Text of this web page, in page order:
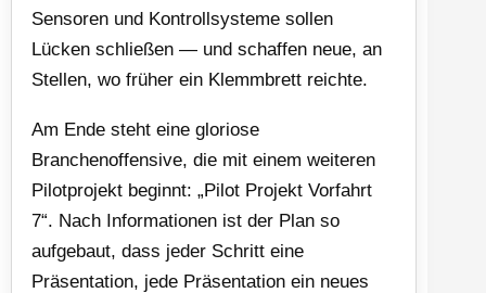
Sensoren und Kontrollsysteme sollen
Lücken schließen — und schaffen neue, an
Stellen, wo früher ein Klemmbrett reichte.
Am Ende steht eine gloriose
Branchenoffensive, die mit einem weiteren
Pilotprojekt beginnt: „Pilot Projekt Vorfahrt
7“. Nach Informationen ist der Plan so
aufgebaut, dass jeder Schritt eine
Präsentation, jede Präsentation ein neues